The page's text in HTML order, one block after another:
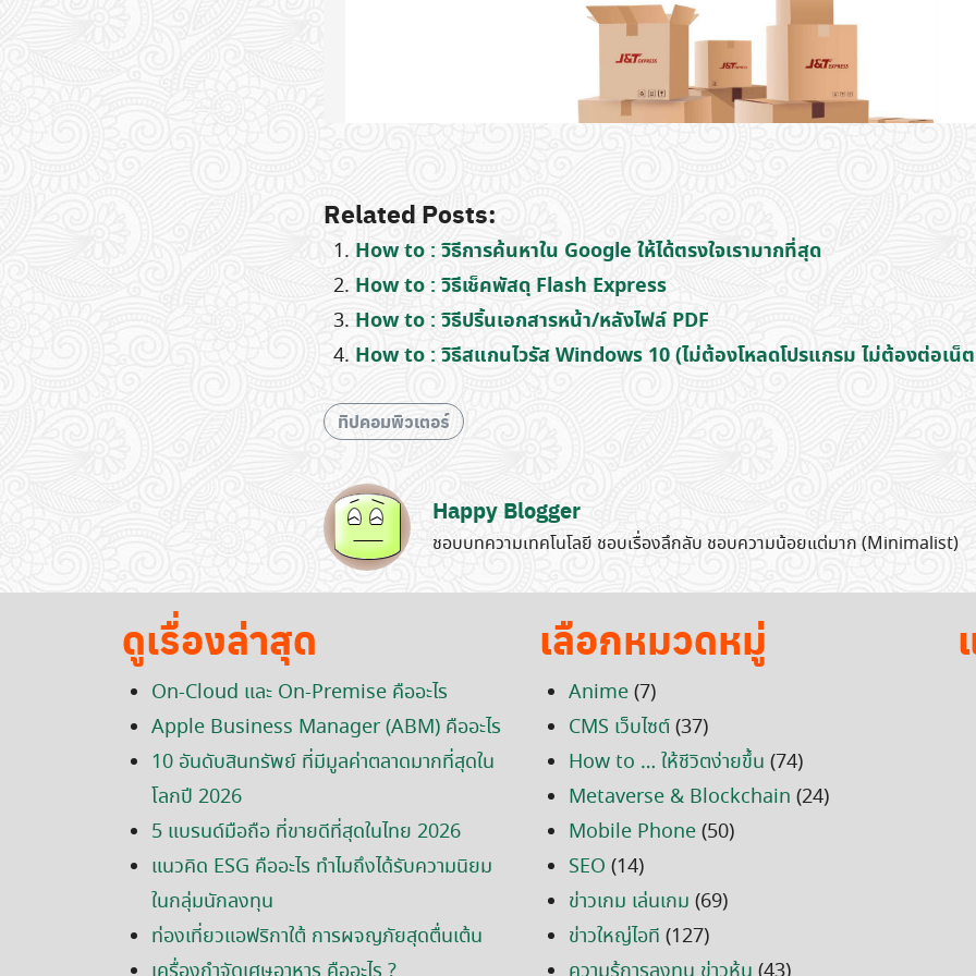
Related Posts:
How to : วิธีการค้นหาใน Google ให้ได้ตรงใจเรามากที่สุด
How to : วิธีเช็คพัสดุ Flash Express
How to : วิธีปริ้นเอกสารหน้า/หลังไฟล์ PDF
How to : วิธีสแกนไวรัส Windows 10 (ไม่ต้องโหลดโปรแกรม ไม่ต้องต่อเน็
ทิปคอมพิวเตอร์
Happy Blogger
ชอบบทความเทคโนโลยี ชอบเรื่องลึกลับ ชอบความน้อยแต่มาก (Minimalist)
ดูเรื่องล่าสุด
On-Cloud และ On-Premise คืออะไร
Apple Business Manager (ABM) คืออะไร
10 อันดับสินทรัพย์ ที่มีมูลค่าตลาดมากที่สุดใน
โลกปี 2026
5 แบรนด์มือถือ ที่ขายดีที่สุดในไทย 2026
แนวคิด ESG คืออะไร ทำไมถึงได้รับความนิยม
ในกลุ่มนักลงทุน
ท่องเที่ยวแอฟริกาใต้ การผจญภัยสุดตื่นเต้น
เลือกหมวดหมู่
Anime(7)
CMS เว็บไซต์(37)
How to … ให้ชีวิตง่ายขึ้น (74)
Metaverse & Blockchain (24)
Mobile Phone(50)
SEO (14)
ข่าวเกม เล่นเกม (69)
ข่าวใหญ่ไอที (127)